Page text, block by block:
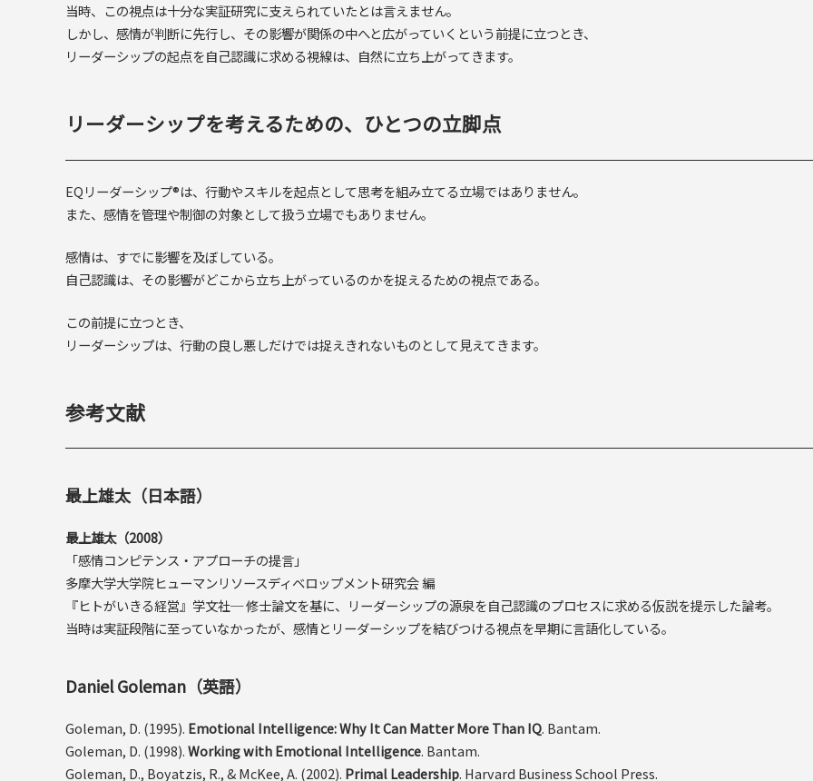
当時、この視点は十分な実証研究に支えられていたとは言えません。
しかし、感情が判断に先行し、その影響が関係の中へと広がっていくという前提に立つとき、
リーダーシップの起点を自己認識に求める視線は、自然に立ち上がってきます。
リーダーシップを考えるための、ひとつの立脚点
EQリーダーシップ®は、行動やスキルを起点として思考を組み立てる立場ではありません。
また、感情を管理や制御の対象として扱う立場でもありません。
感情は、すでに影響を及ぼしている。
自己認識は、その影響がどこから立ち上がっているのかを捉えるための視点である。
この前提に立つとき、
リーダーシップは、行動の良し悪しだけでは捉えきれないものとして見えてきます。
参考文献
最上雄太（日本語）
最上雄太（2008）
「感情コンピテンス・アプローチの提言」
多摩大学大学院ヒューマンリソースディベロップメント研究会 編
『ヒトがいきる経営』学文社─ 修士論文を基に、リーダーシップの源泉を自己認識のプロセスに求める仮説を提示した論考。
当時は実証段階に至っていなかったが、感情とリーダーシップを結びつける視点を早期に言語化している。
Daniel Goleman（英語）
Goleman, D. (1995). Emotional Intelligence: Why It Can Matter More Than IQ. Bantam.
Goleman, D. (1998).Working with Emotional Intelligence. Bantam.
Goleman, D., Boyatzis, R., & McKee, A. (2002). Primal Leadership. Harvard Business School Press.